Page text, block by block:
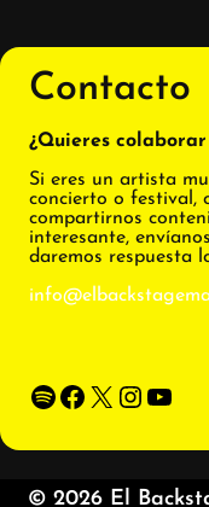
Contacto
¿Quieres
Si eres un artista
concierto o festival,
compartirnos
interesante,
daremos respuesta
Spotify Facebook X Instagram YouTube
© 2026 El